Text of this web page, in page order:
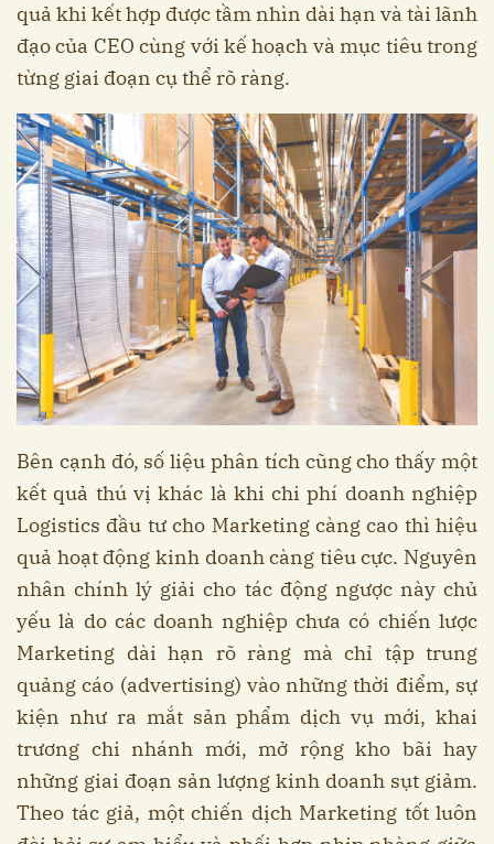
quả khi kết hợp được tầm nhìn dài hạn và tài lãnh
đạo của CEO cùng với kế hoạch và mục tiêu trong
từng giai đoạn cụ thể rõ ràng.
Bên cạnh đó, số liệu phân tích cũng cho thấy một
kết quả thú vị khác là khi chi phí doanh nghiệp
Logistics đầu tư cho Marketing càng cao thì hiệu
quả hoạt động kinh doanh càng tiêu cực. Nguyên
nhân chính lý giải cho tác động ngược này chủ
yếu là do các doanh nghiệp chưa có chiến lược
Marketing dài hạn rõ ràng mà chỉ tập trung
quảng cáo (advertising) vào những thời điểm, sự
kiện như ra mắt sản phẩm dịch vụ mới, khai
trương chi nhánh mới, mở rộng kho bãi hay
những giai đoạn sản lượng kinh doanh sụt giảm.
Theo tác giả, một chiến dịch Marketing tốt luôn